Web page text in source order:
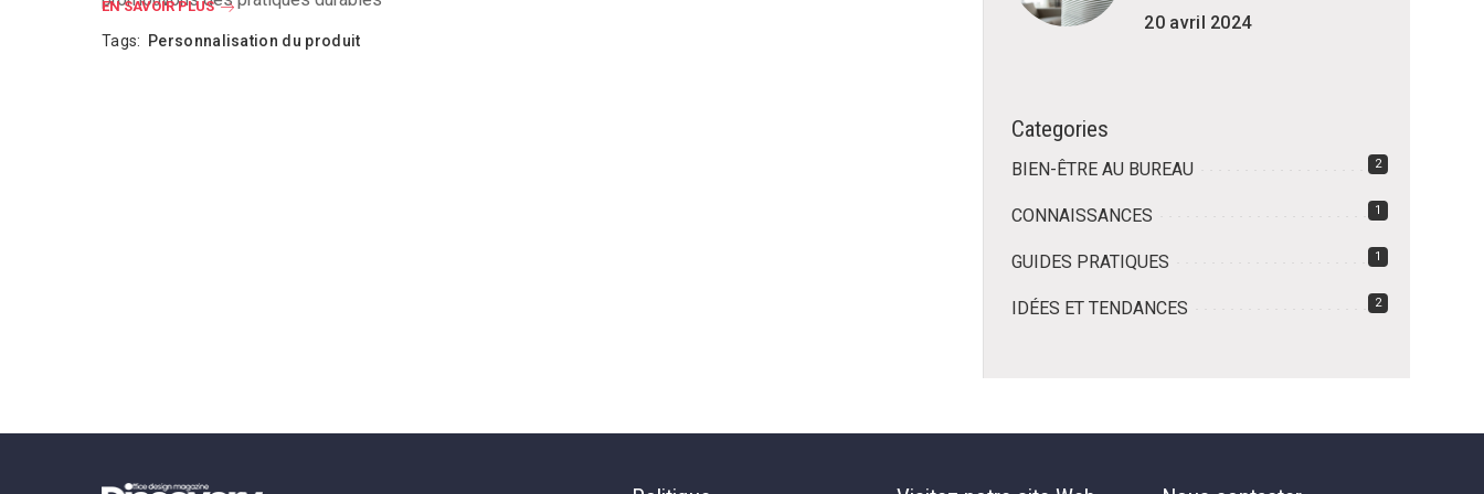
Tags: Personnalisation du produit
EN SAVOIR PLUS
20 avril 2024
Categories
BIEN-ÊTRE AU BUREAU 2
CONNAISSANCES 1
GUIDES PRATIQUES 1
IDÉES ET TENDANCES 2